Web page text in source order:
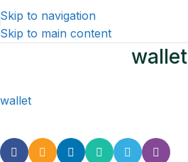
Skip to navigation
Skip to main content
wallet
wallet